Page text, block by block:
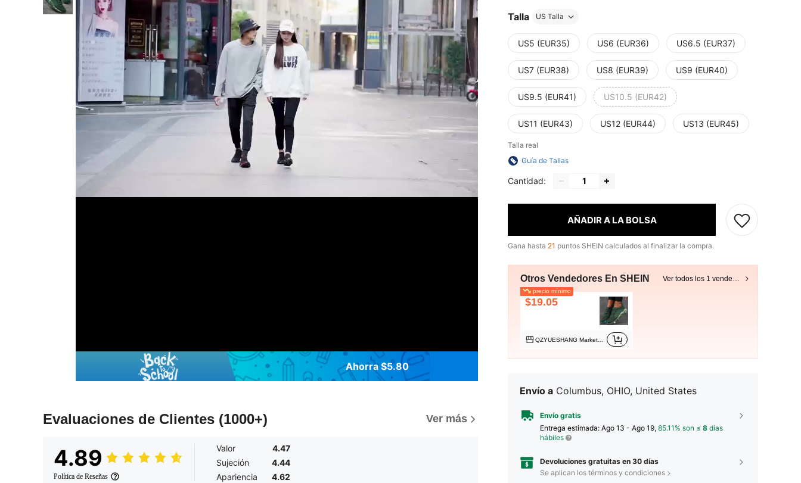
Ahorra $5.80
Evaluaciones de Clientes (1000+) Ver más
4.89
Política de Reseñas
Valor
4.47
Sujeción
4.44
Apariencia
4.62
Talla US Talla
US5 (EUR35) US6 (EUR36) US6.5 (EUR37)
US7 (EUR38) US8 (EUR39) US9 (EUR40)
US9.5 (EUR41) US10.5 (EUR42)
US11 (EUR43) US12 (EUR44) US13 (EUR45)
Talla real
Guía de Tallas
Cantidad:
AÑADIR A LA BOLSA
Gana hasta 21 puntos SHEIN calculados al finalizar la compra.
Otros Vendedores En SHEIN Ver todos los 1 vendedores
precio mínimo
$19.05
Envío a Columbus, OHIO, United States
Envío gratis
Entrega estimada: Ago 13 - Ago 19, 85.11% son ≤ 8 días
hábiles
Devoluciones gratuitas en 30 días
Se aplican los términos y condiciones